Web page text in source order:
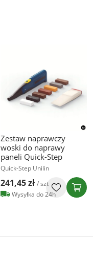
Zestaw naprawczy
woski do naprawy
paneli Quick-Step
Quick-Step Unilin
241,45 zł / szt
Wysyłka do 24h